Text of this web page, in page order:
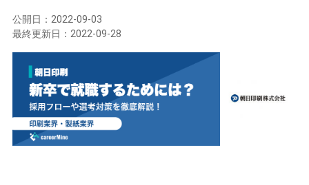
公開日： 2022-09-03
最終更新日： 2022-09-28